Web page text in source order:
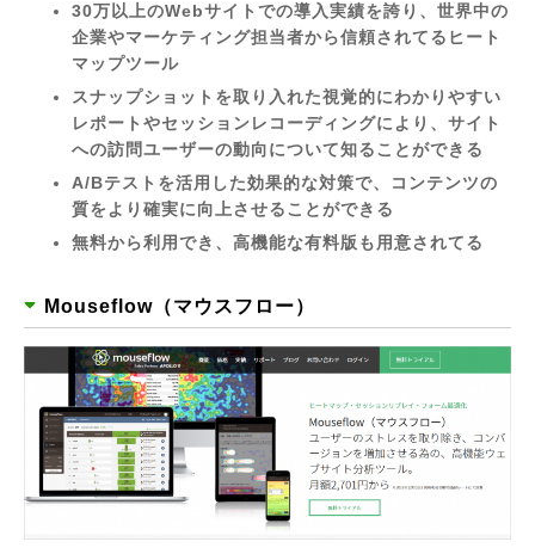
30万以上のWebサイトでの導入実績を誇り、世界中の
企業やマーケティング担当者から信頼されてるヒート
マップツール
スナップショットを取り入れた視覚的にわかりやすい
レポートやセッションレコーディングにより、サイト
への訪問ユーザーの動向について知ることができる
A/Bテストを活用した効果的な対策で、コンテンツの
質をより確実に向上させることができる
無料から利用でき、高機能な有料版も用意されてる
Mouseflow（マウスフロー）